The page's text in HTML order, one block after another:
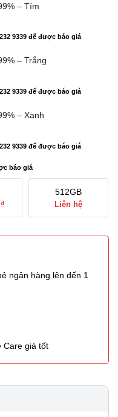
– Tím
9339 để được báo giá
– Trắng
9339 để được báo giá
– Xanh
9339 để được báo giá
báo giá
512GB
Liên hệ
ngân hàng lên đến 1
Care giá tốt